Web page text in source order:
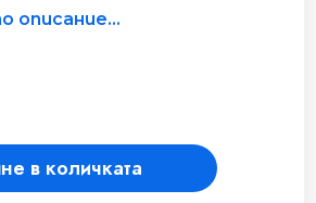
описание...
в количката